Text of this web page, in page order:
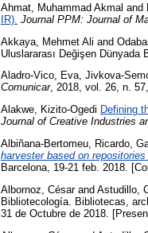
Ahmat, Muhammad Akmal and
IR). Journal PPM: Journal of
Akkaya, Mehmet Ali and
Uluslararası Değişen
Aladro-Vico, Eva, Jivkova-
Comunicar, 2018, vol. 26, n.
Alakwe, Kizito-Ogedi Defining
Journal of Creative Industries
Albiñana-Bertomeu, Ricardo,
harvester based on repositories
Barcelona, 19-21 feb. 2018.
Albornoz, Césarand Astudillo,
Bibliotecología. Bibliotecas,
31 de Octubre de 2018.